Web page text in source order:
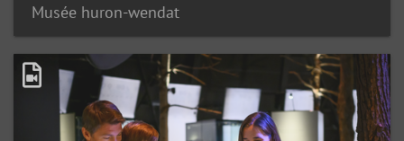
Musée huron-wendat